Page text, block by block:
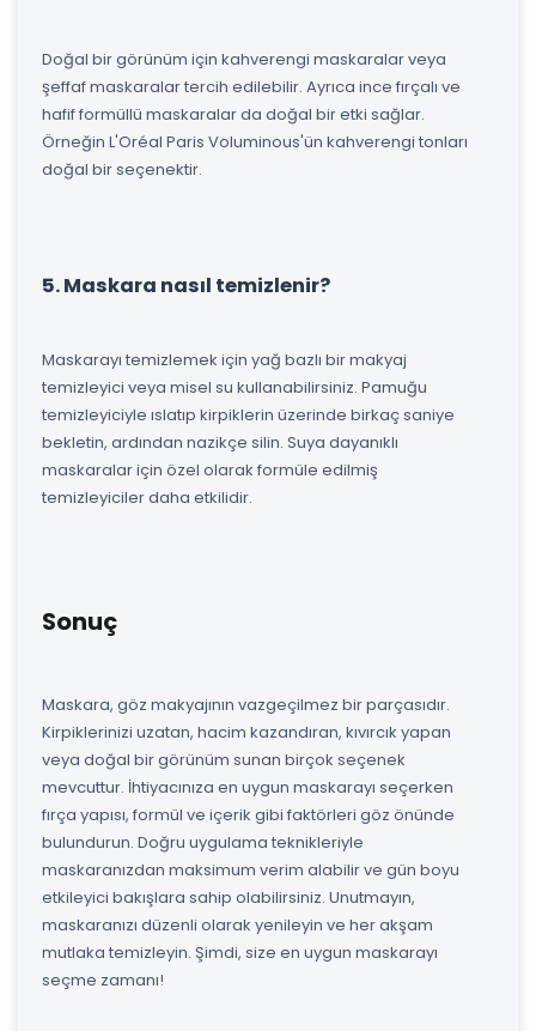
Doğal bir görünüm için kahverengi maskaralar veya
şeffaf maskaralar tercih edilebilir. Ayrıca ince fırçalı ve
hafif formüllü maskaralar da doğal bir etki sağlar.
Örneğin L'Oréal Paris Voluminous'ün kahverengi tonları
doğal bir seçenektir.
5. Maskara nasıl temizlenir?
Maskarayı temizlemek için yağ bazlı bir makyaj
temizleyici veya misel su kullanabilirsiniz. Pamuğu
temizleyiciyle ıslatıp kirpiklerin üzerinde birkaç saniye
bekletin, ardından nazikçe silin. Suya dayanıklı
maskaralar için özel olarak formüle edilmiş
temizleyiciler daha etkilidir.
Sonuç
Maskara, göz makyajının vazgeçilmez bir parçasıdır.
Kirpiklerinizi uzatan, hacim kazandıran, kıvırcık yapan
veya doğal bir görünüm sunan birçok seçenek
mevcuttur. İhtiyacınıza en uygun maskarayı seçerken
fırça yapısı, formül ve içerik gibi faktörleri göz önünde
bulundurun. Doğru uygulama teknikleriyle
maskaranızdan maksimum verim alabilir ve gün boyu
etkileyici bakışlara sahip olabilirsiniz. Unutmayın,
maskaranızı düzenli olarak yenileyin ve her akşam
mutlaka temizleyin. Şimdi, size en uygun maskarayı
seçme zamanı!